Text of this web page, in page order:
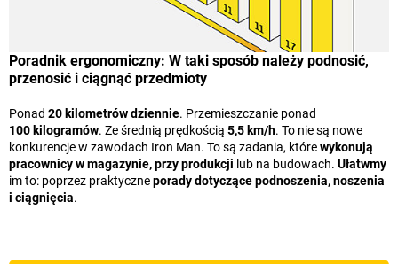
Poradnik ergonomiczny: W taki sposób należy podnosić,
przenosić i ciągnąć przedmioty
Ponad 20 kilometrów dziennie. Przemieszczanie ponad
100 kilogramów. Ze średnią prędkością 5,5 km/h. To nie są nowe
konkurencje w zawodach Iron Man. To są zadania, którewykonują
pracownicy w magazynie, przy produkcji lub na budowach. Ułatwmy
im to: poprzez praktyczneporady dotyczące podnoszenia, noszenia
i ciągnięcia.